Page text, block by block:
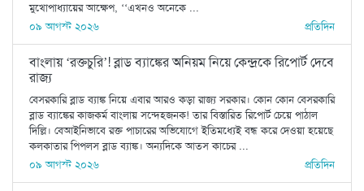
মুখোপাধ‌্যায়ের আক্ষেপ, ‘‘এখনও অনেকে ...
০৯ আগস্ট ২০২৬
প্রতিদিন
বাংলায় ‘রক্তচুরি’! ব্লাড ব্যাঙ্কের অনিয়ম নিয়ে কেন্দ্রকে রিপোর্ট দেবে
রাজ্য
বেসরকারি ব্লাড ব্যাঙ্ক নিয়ে এবার আরও কড়া রাজ্য সরকার। কোন কোন বেসরকারি
ব্লাড ব্যাঙ্কের কাজকর্ম বাংলায় সন্দেহজনক! তার বিস্তারিত রিপোর্ট চেয়ে পাঠাল
দিল্লি। বেআইনিভাবে রক্ত পাচারের অভিযোগে ইতিমধ্যেই বন্ধ করে দেওয়া হয়েছে
কলকাতার পিপলস ব্লাড ব্যাঙ্ক। অন‌্যদিকে আতস কাচের ...
০৯ আগস্ট ২০২৬
প্রতিদিন